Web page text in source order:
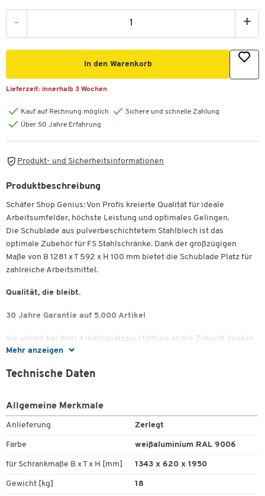
- +
In den Warenkorb
Lieferzeit: innerhalb 3 Wochen
Kauf auf Rechnung möglich
Sichere und schnelle Zahlung
Über 50 Jahre Erfahrung
Produkt- und Sicherheitsinformationen
Mehr anzeigen
Produktbeschreibung
Schäfer Shop Genius: Von Profis kreierte Qualität für ideale
Arbeitsumfelder, höchste Leistung und optimales Gelingen.
Die Schublade aus pulverbeschichtetem Stahlblech ist das
optimale Zubehör für FS Stahlschränke. Dank der großzügigen
Maße von B 1281 x T 592 x H 100 mm bietet die Schublade Platz für
zahlreiche Arbeitsmittel.
Qualität, die bleibt.
30 Jahre Garantie auf 5.000 Artikel
Sie wollen bei Ihrer Arbeitsplatzausstattung an die Zukunft denken
und längerfristig planen?
Unsere Eigenmarke bietet nicht nur eine große Vielfalt
ihrer 100%igen Schäfer Shop-Qualität.
Eine Qualität, die bleibt - das versprechen wir Ihnen.
Deshalb erhöhen wir bei 5.000 Artikeln unsere Garantie dauerhaft
von 10 auf 30 Jahre!
Investieren Sie jetzt in Ausstattung nicht nur für heute,
Technische Daten
Allgemeine Merkmale
Anlieferung Zerlegt
Farbe weißaluminium RAL 9006
für Schrankmaße B x T x H [mm] 1343 x 620 x 1950
Gewicht [kg] 18